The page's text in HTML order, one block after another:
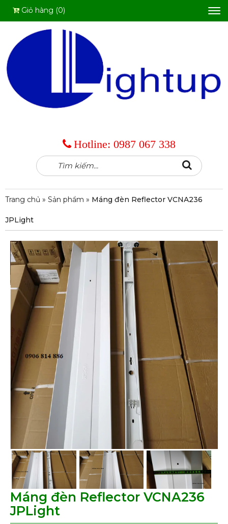
Hotline: 0987 067 338
Tìm
kiếm:
Search
Giỏ hàng (0)
Trang chủ » Sản phẩm » Máng đèn Reflector VCNA236
JPLight
Máng đèn Reflector VCNA236
JPLight